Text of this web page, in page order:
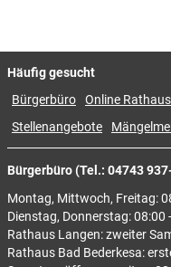
Bürgerbüro (Tel.: 04743
Montag, Mittwoch, Freitag:
Dienstag, Donnerstag: 08:00
Rathaus Langen: zweiter
Rathaus Bad Bederkesa:
Häufig gesucht
Bürgerbüro Online Rathaus
Stellenangebote